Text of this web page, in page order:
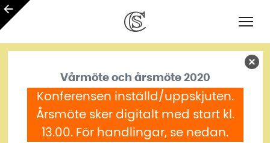
Vårmöte och årsmöte 2020
Konferensen inställd/uppskjuten.
Årsmöte sker digitalt med start kl.
13.00. För handlingar, se nedan.